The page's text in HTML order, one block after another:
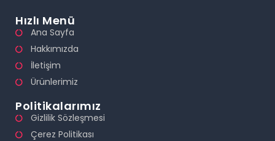
Hızlı Menü
Ana Sayfa
Hakkımızda
İletişim
Ürünlerimiz
Politikalarımız
Gizlilik Sözleşmesi
Çerez Politikası